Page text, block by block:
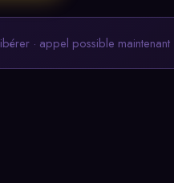
· appel possible maintenant